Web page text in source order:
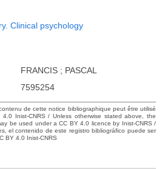
Clinical psychology
FRANCIS ; PASCAL
7595254
de cette notice bibliographique peut être utilisé
Inist-CNRS / Unless otherwise stated above, the
be used under a CC BY 4.0 licence by Inist-CNRS /
el contenido de este registro bibliográfico puede ser
BY 4.0 Inist-CNRS